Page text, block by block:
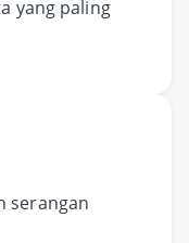
yang paling
serangan